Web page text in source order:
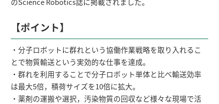
【ポイント】
・分子ロボットに群れという協働作業戦略を取り入れるこ
とで物質輸送という実効的な仕事を達成。
・群れを利用することで分子ロボット単体と比べ輸送効率
は最大5倍，積荷サイズを10倍に拡大。
・薬剤の運搬や選択，汚染物質の回収など様々な現場で活